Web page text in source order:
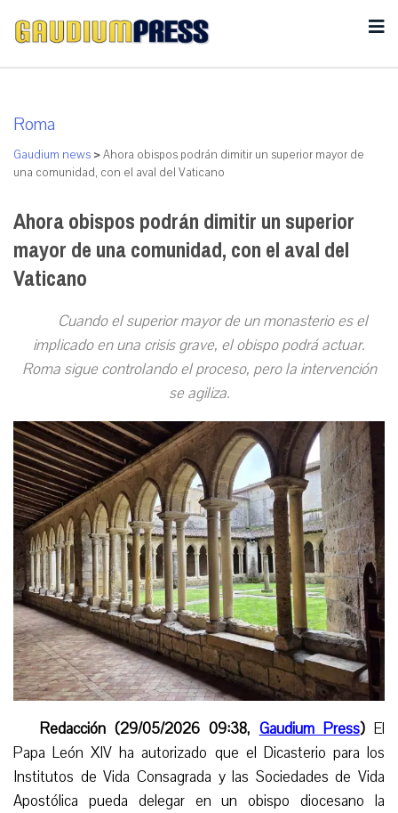
Roma
Gaudium news >Ahora obispos podrán dimitir un superior mayor de
una comunidad, con el aval del Vaticano
Ahora obispos podrán dimitir un superior
mayor de una comunidad, con el aval del
Vaticano
Cuando el superior mayor de un monasterio es el
implicado en una crisis grave, el obispo podrá actuar.
Roma sigue controlando el proceso, pero la intervención
se agiliza.
Redacción (29/05/2026 09:38, Gaudium Press)El
Papa León XIV ha autorizado que el Dicasterio para los
Institutos de Vida Consagrada y las Sociedades de Vida
Apostólica pueda delegar en un obispo diocesano la